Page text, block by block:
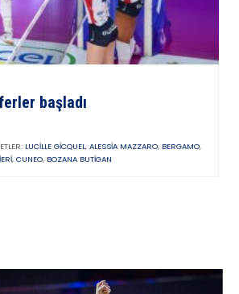
başladı
LUCILLE GICQUEL, ALESSIA MAZZARO, BERGAMO,
, CUNEO, BOZANA BUTIGAN